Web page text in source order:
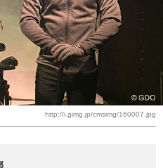
http://i.gimg.jp/cmsimg/160007.jpg